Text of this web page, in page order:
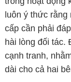
luôn ý thức rằng
cấp cần phải
hài lòng đối tác.
cạnh tranh,
dài cho cả hai